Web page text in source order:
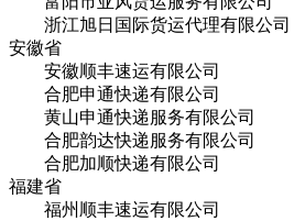
浙江旭日国际货运代理有限公司
安徽省
安徽顺丰速运有限公司
合肥申通快递有限公司
黄山申通快递服务有限公司
合肥韵达快递服务有限公司
合肥加顺快递有限公司
福建省
福州顺丰速运有限公司